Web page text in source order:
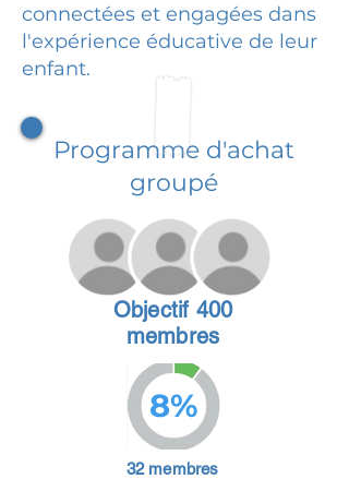
connectées et engagées dans
l'expérience éducative de leur
enfant.
Programme d'achat
groupé
Objectif 400
membres
8%
32 membres